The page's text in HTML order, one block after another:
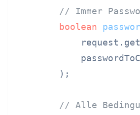
// Immer
boolean
        );
// Alle